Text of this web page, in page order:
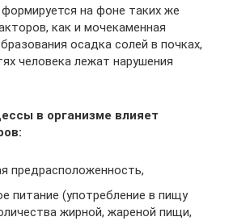
на фоне таких же
как и мочекаменная
осадка солей в почках,
человека лежат нарушения
в организме влияет
предрасположенность,
питание (употребление в пищу
жирной, жареной пищи,